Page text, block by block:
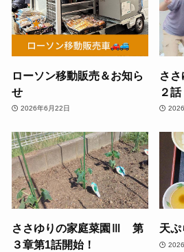
ローソン移動販売＆お知ら
せ
2026年6月22日
さ
２話
ささゆりの家庭菜園Ⅲ 第
３章第1話開始！
天ぷ